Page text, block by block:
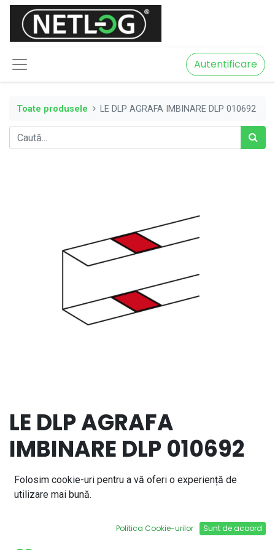
Autentificare
Toate produsele LE DLP AGRAFA IMBINARE DLP 010692
LE DLP AGRAFA
IMBINARE DLP 010692
7,18lei
Adaugă în coș
Folosim cookie-uri pentru a vă oferi o experiență de
utilizare mai bună.
Politica Cookie-urilor Sunt de acoord